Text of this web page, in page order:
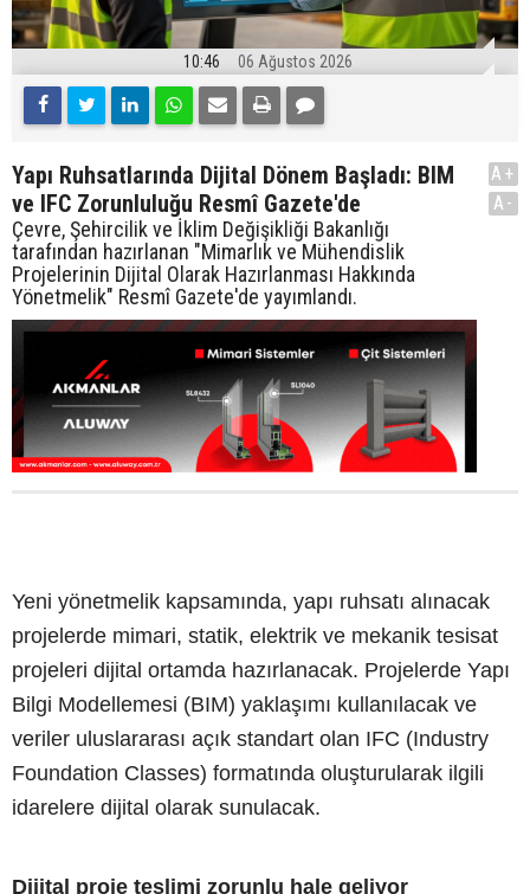
10:46 06 Ağustos 2026
Yapı Ruhsatlarında Dijital Dönem Başladı: BIM
ve IFC Zorunluluğu Resmî Gazete'de
Çevre, Şehircilik ve İklim Değişikliği Bakanlığı
tarafından hazırlanan "Mimarlık ve Mühendislik
Projelerinin Dijital Olarak Hazırlanması Hakkında
Yönetmelik" Resmî Gazete'de yayımlandı.
A+
A-
Yeni yönetmelik kapsamında, yapı ruhsatı alınacak
projelerde mimari, statik, elektrik ve mekanik tesisat
projeleri dijital ortamda hazırlanacak. Projelerde Yapı
Bilgi Modellemesi (BIM) yaklaşımı kullanılacak ve
veriler uluslararası açık standart olan IFC (Industry
Foundation Classes) formatında oluşturularak ilgili
idarelere dijital olarak sunulacak.
Dijital proje teslimi zorunlu hale geliyor